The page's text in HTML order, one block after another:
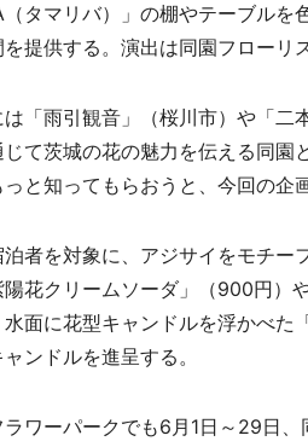
（タマリバ）」の棚やテーブル
提供する。演出は同園フローリ
「雨引観音」（桜川市）や「二
じて茨城の花の魅力を伝える同
と知ってもらおうと、今回の企
者を対象に、アジサイをモチー
花クリームソーダ」（900円）
水面に花型キャンドルを浮かべ
ンドルを進呈する。
ワーパークでも6月1日～29日